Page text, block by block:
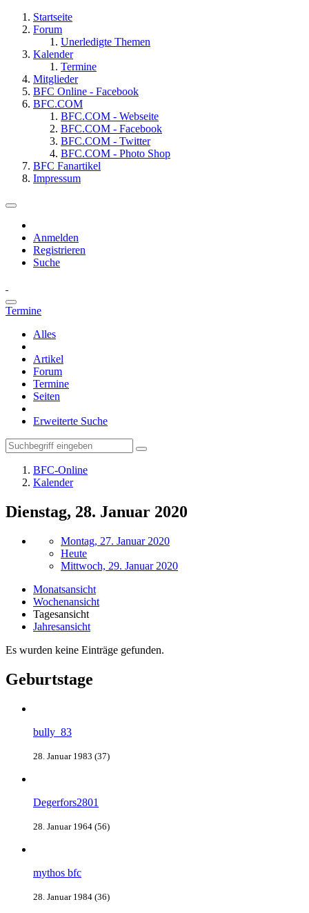
Startseite
Forum
Unerledigte Themen
Kalender
Termine
Mitglieder
BFC Online - Facebook
BFC.COM
BFC.COM - Webseite
BFC.COM - Facebook
BFC.COM - Twitter
BFC.COM - Photo Shop
BFC Fanartikel
Impressum
Anmelden
Registrieren
Suche
Termine
Alles
Artikel
Forum
Termine
Seiten
Erweiterte Suche
BFC-Online
Kalender
Dienstag, 28. Januar 2020
Montag, 27. Januar 2020
Heute
Mittwoch, 29. Januar 2020
Monatsansicht
Wochenansicht
Tagesansicht
Jahresansicht
Es wurden keine Einträge gefunden.
Geburtstage
bully_83
28. Januar 1983 (37)
Degerfors2801
28. Januar 1964 (56)
mythos bfc
28. Januar 1984 (36)